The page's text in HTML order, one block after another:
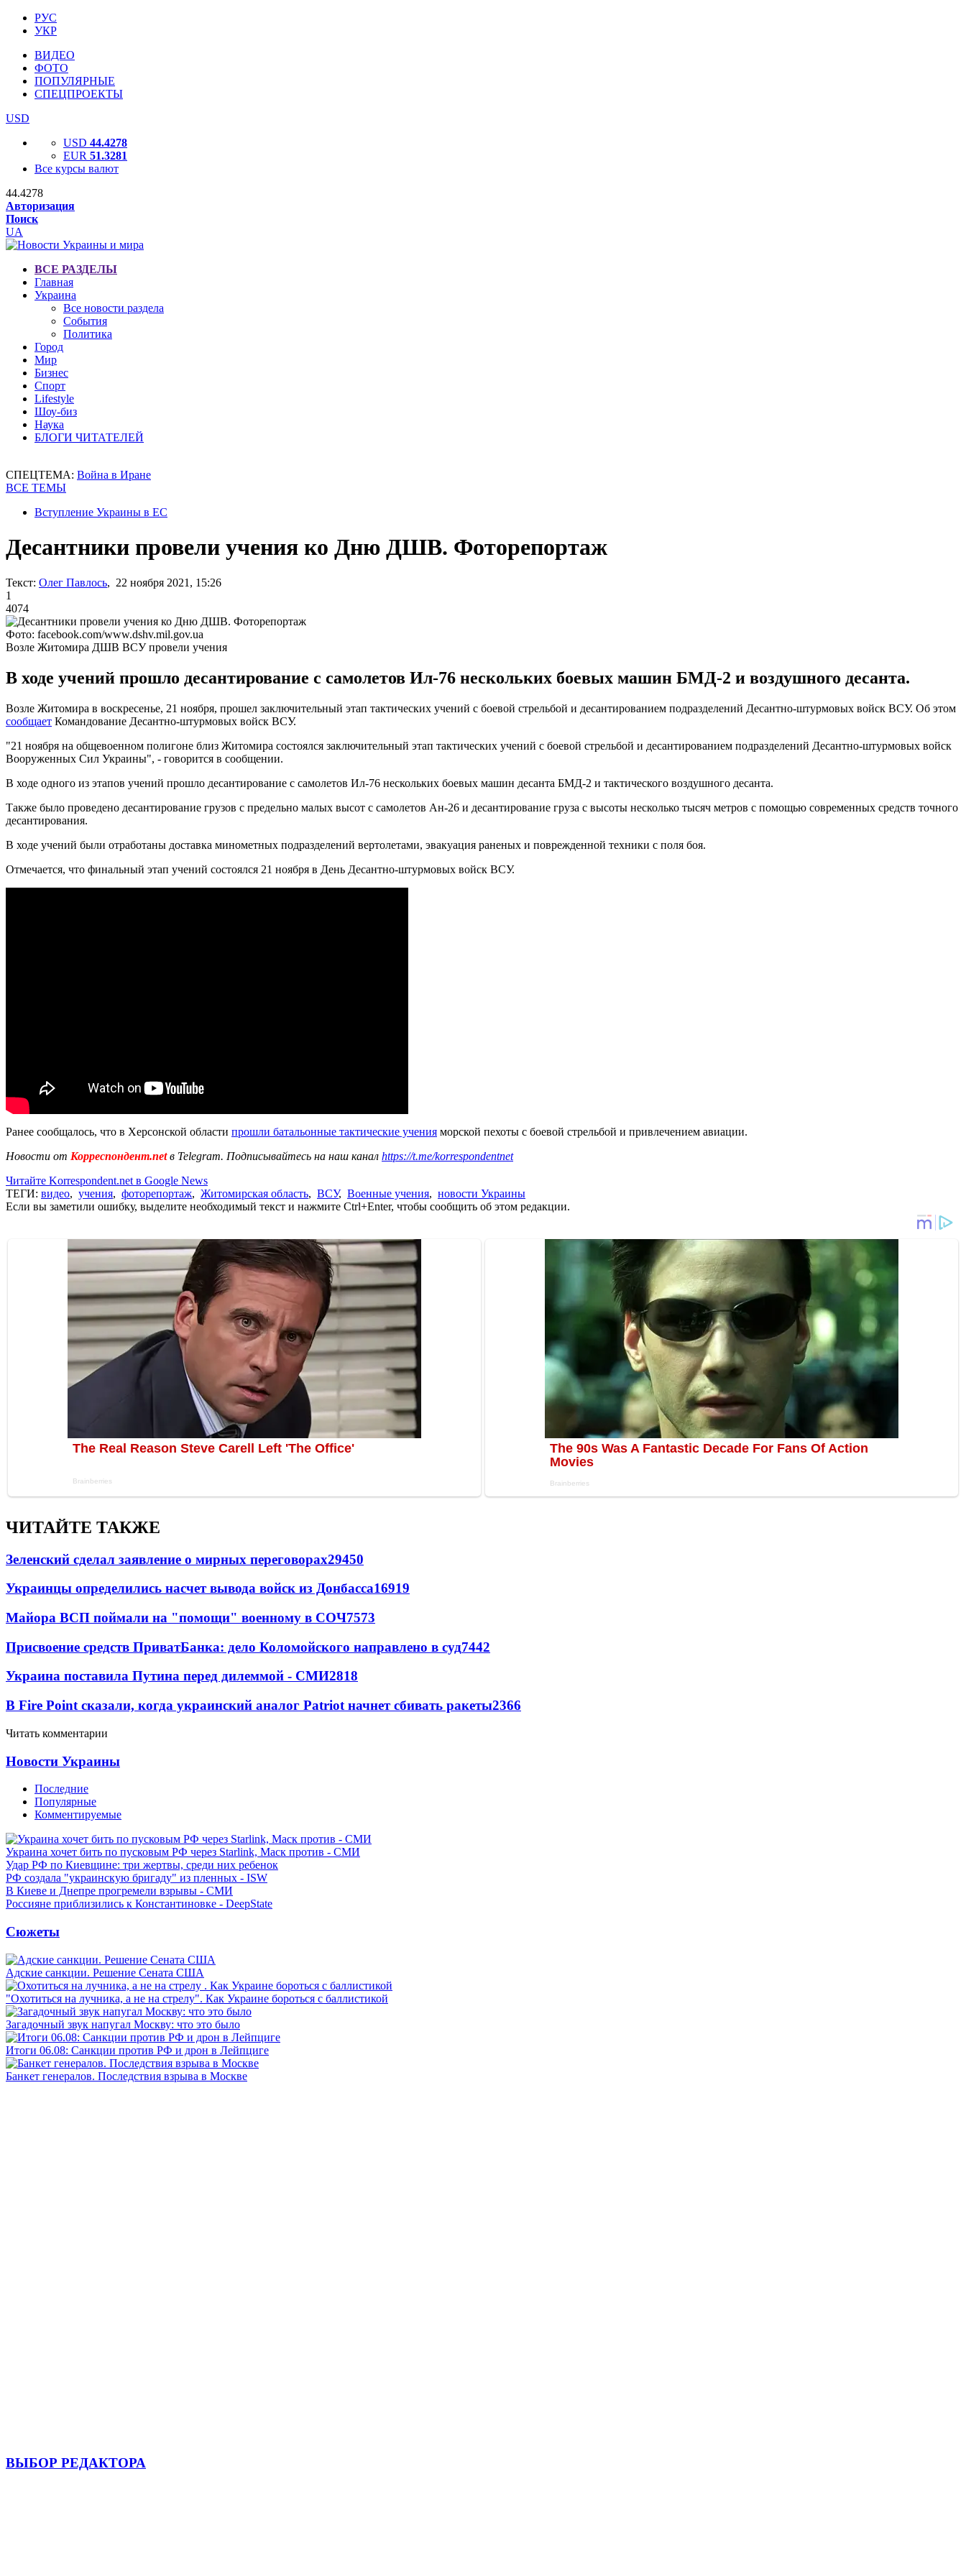
РУС
УКР
ВИДЕО
ФОТО
ПОПУЛЯРНЫЕ
СПЕЦПРОЕКТЫ
USD
USD 44.4278
EUR 51.3281
Все курсы валют
44.4278
Авторизация
Поиск
UA
ВСЕ РАЗДЕЛЫ
Главная
Украина
Все новости раздела
События
Политика
Город
Мир
Бизнес
Спорт
Lifestyle
Шоу-биз
Наука
БЛОГИ ЧИТАТЕЛЕЙ
СПЕЦТЕМА: Война в Иране
ВСЕ ТЕМЫ
Вступление Украины в ЕС
Десантники провели учения ко Дню ДШВ. Фоторепортаж
Текст: Олег Павлось, 22 ноября 2021, 15:26
1
4074
Фото: facebook.com/www.dshv.mil.gov.ua
Возле Житомира ДШВ ВСУ провели учения
В ходе учений прошло десантирование с самолетов Ил-76 нескольких боевых машин БМД-2 и воздушного десанта.
Возле Житомира в воскресенье, 21 ноября, прошел заключительный этап тактических учений с боевой стрельбой и десантированием подразделений Десантно-штурмовых войск ВСУ. Об этом
сообщает Командование Десантно-штурмовых войск ВСУ.
"21 ноября на общевоенном полигоне близ Житомира состоялся заключительный этап тактических учений с боевой стрельбой и десантированием подразделений Десантно-штурмовых войск
Вооруженных Сил Украины", - говорится в сообщении.
В ходе одного из этапов учений прошло десантирование с самолетов Ил-76 нескольких боевых машин десанта БМД-2 и тактического воздушного десанта.
Также было проведено десантирование грузов с предельно малых высот с самолетов Ан-26 и десантирование груза с высоты несколько тысяч метров с помощью современных средств точного
десантирования.
В ходе учений были отработаны доставка минометных подразделений вертолетами, эвакуация раненых и поврежденной техники с поля боя.
Отмечается, что финальный этап учений состоялся 21 ноября в День Десантно-штурмовых войск ВСУ.
Ранее сообщалось, что в Херсонской области прошли батальонные тактические учения морской пехоты с боевой стрельбой и привлечением авиации.
Новости от Корреспондент.netв Telegram. Подписывайтесь на наш канал https://t.me/korrespondentnet
Читайте Korrespondent.net в Google News
ТЕГИ: видео, учения, фоторепортаж, Житомирская область, ВСУ, Военные учения, новости Украины
Если вы заметили ошибку, выделите необходимый текст и нажмите Ctrl+Enter, чтобы сообщить об этом редакции.
ЧИТАЙТЕ ТАКЖЕ
Зеленский сделал заявление о мирных переговорах29450
Украинцы определились насчет вывода войск из Донбасса16919
Майора ВСП поймали на "помощи" военному в СОЧ7573
Присвоение средств ПриватБанка: дело Коломойского направлено в суд7442
Украина поставила Путина перед дилеммой - СМИ2818
В Fire Point сказали, когда украинский аналог Patriot начнет сбивать ракеты2366
Читать комментарии
Новости Украины
Последние
Популярные
Комментируемые
Украина хочет бить по пусковым РФ через Starlink, Маск против - СМИ
Удар РФ по Киевщине: три жертвы, среди них ребенок
РФ создала "украинскую бригаду" из пленных - ISW
В Киеве и Днепре прогремели взрывы - СМИ
Россияне приблизились к Константиновке - DeepState
Сюжеты
Адские санкции. Решение Сената США
"Охотиться на лучника, а не на стрелу". Как Украине бороться с баллистикой
Загадочный звук напугал Москву: что это было
Итоги 06.08: Санкции против РФ и дрон в Лейпциге
Банкет генералов. Последствия взрыва в Москве
ВЫБОР РЕДАКТОРА